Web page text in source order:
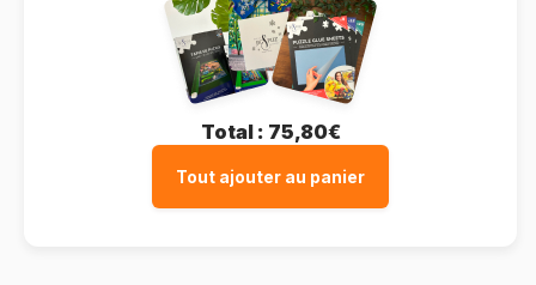
Total : 75,80€
Tout ajouter au panier